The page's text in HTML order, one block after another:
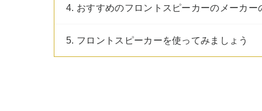
4. おすすめのフロントスピーカーのメーカー
5. フロントスピーカーを使ってみましょう